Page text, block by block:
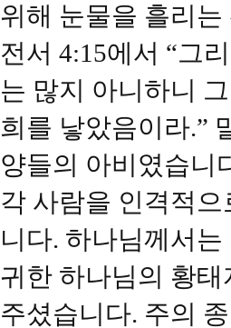
위해 눈물을 흘리
전서 4:15에서 “그
는 많지 아니하니
희를 낳았음이라.”
양들의 아비였습니
각 사람을 인격적
니다. 하나님께서
귀한 하나님의 황
주셨습니다. 주의